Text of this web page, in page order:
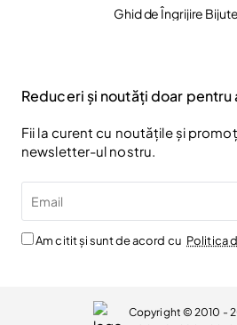
Ghid de Îngrijire
Reduceri și noutăți doar pentru
Fii la curent cu noutățile și
newsletter-ul nostru.
Am citit și sunt de acord cu Politica
Copyright © 2010 -